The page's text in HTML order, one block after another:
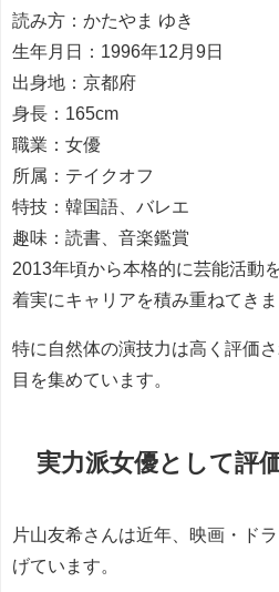
読み方：かたやま ゆき
生年月日：1996年12月9日
出身地：京都府
身長：165cm
職業：女優
所属：テイクオフ
特技：韓国語、バレエ
趣味：読書、音楽鑑賞
2013年頃から本格的に芸能活動
着実にキャリアを積み重ねてきま
特に自然体の演技力は高く評価
目を集めています。
実力派女優として評
片山友希さんは近年、映画・ド
げています。